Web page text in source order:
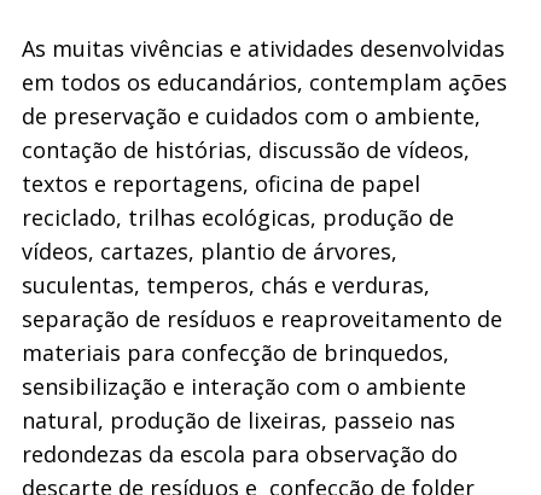
As muitas vivências e atividades desenvolvidas
em todos os educandários, contemplam ações
de preservação e cuidados com o ambiente,
contação de histórias, discussão de vídeos,
textos e reportagens, oficina de papel
reciclado, trilhas ecológicas, produção de
vídeos, cartazes, plantio de árvores,
suculentas, temperos, chás e verduras,
separação de resíduos e reaproveitamento de
materiais para confecção de brinquedos,
sensibilização e interação com o ambiente
natural, produção de lixeiras, passeio nas
redondezas da escola para observação do
descarte de resíduos e confecção de folder